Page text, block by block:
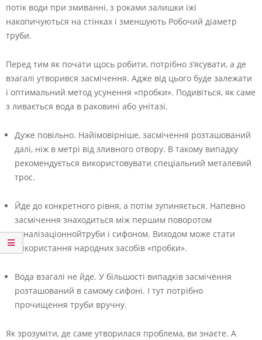
потік води при змиванні, з роками залишки їжі
накопичуються на стінках і зменшують Робочий діаметр
труби.
Перед тим як почати щось робити, потрібно з’ясувати, а де
взагалі утворився засмічення. Адже від цього буде залежати
і оптимальний метод усунення «пробки». Подивіться, як саме
з ливається вода в раковині або унітазі.
Дуже повільно. Найімовірніше, засмічення розташований
далі, ніж в метрі від зливного отвору. В такому випадку
рекомендується використовувати спеціальний металевий
трос.
Йде до конкретного рівня, а потім зупиняється. Напевно
засмічення знаходиться між першим поворотом
каналізаціоннойтруби і сифоном. Виходом може стати
використання народних засобів «пробки».
Вода взагалі не йде. У більшості випадків засмічення
розташований в самому сифоні. І тут потрібно
прочищення труби вручну.
Як зрозуміти, де саме утворилася проблема, ви знаєте. А